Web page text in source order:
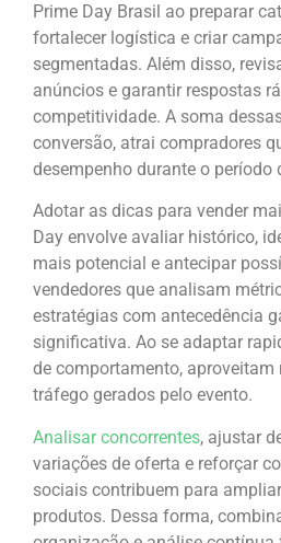
Prime Day Brasil ao preparar
fortalecer logística e criar
segmentadas. Além disso,
anúncios e garantir respostas
competitividade. A soma
conversão, atrai compradores
desempenho durante o período
Adotar as dicas para vender
Day envolve avaliar histórico,
mais potencial e antecipar
vendedores que analisam
estratégias com antecedência
significativa. Ao se adaptar
de comportamento, aproveitam
tráfego gerados pelo evento.
Analisar concorrentes, ajustar
variações de oferta e reforçar
sociais contribuem para
produtos. Dessa forma,